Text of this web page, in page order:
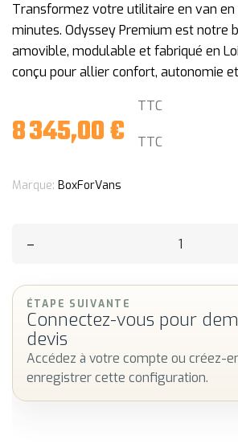
Transformez votre utilitaire en van en
minutes. Odyssey Premium est notre
amovible, modulable et fabriqué en
conçu pour allier confort, autonomie
8 345,00 €
TTC
TTC
Marque: BoxForVans
–
ÉTAPE SUIVANTE
Connectez-vous pour
devis
Accédez à votre compte ou créez-
enregistrer cette configuration.